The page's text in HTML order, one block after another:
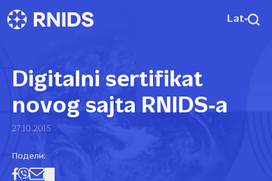
Lat
Digitalni sertifikat
novog sajta RNIDS‑a
27.10.2015
Подели: